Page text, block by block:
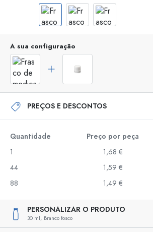
A sua configuração
PREÇOS E DESCONTOS
Quantidade Preço por peça
1
1,68 €
44
1,59 €
88
1,49 €
PERSONALIZAR O PRODUTO
30 ml, Branco fosco